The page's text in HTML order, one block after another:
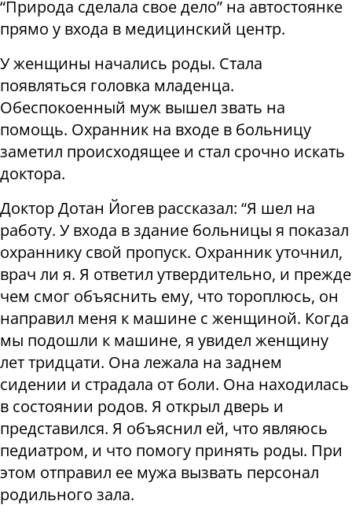
“Природа сделала свое дело” на автостоянке
прямо у входа в медицинский центр.
У женщины начались роды. Стала
появляться головка младенца.
Обеспокоенный муж вышел звать на
помощь. Охранник на входе в больницу
заметил происходящее и стал срочно искать
доктора.
Доктор Дотан Йогев рассказал: “Я шел на
работу. У входа в здание больницы я показал
охраннику свой пропуск. Охранник уточнил,
врач ли я. Я ответил утвердительно, и прежде
чем смог объяснить ему, что тороплюсь, он
направил меня к машине с женщиной. Когда
мы подошли к машине, я увидел женщину
лет тридцати. Она лежала на заднем
сидении и страдала от боли. Она находилась
в состоянии родов. Я открыл дверь и
представился. Я объяснил ей, что являюсь
педиатром, и что помогу принять роды. При
этом отправил ее мужа вызвать персонал
родильного зала.